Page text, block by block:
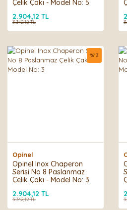
Çelik Çakı - Model No: 5
2.904,12 TL
3.342,12 TL
Opinel
Opinel Inox Chaperon
Serisi No 8 Paslanmaz
Çelik Çakı - Model No: 3
%13
2.904,12 TL
3.342,12 TL